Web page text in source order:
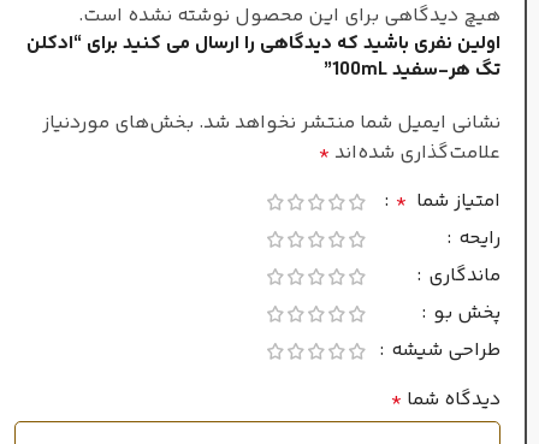
جنسیت زنانه
غلظت
ادو پرفیوم
فصل
تمام فصول
ماندگاری زیاد
هیچ دیدگاهی برای این محصول نوشته نشده است.
اولین نفری باشید که دیدگاهی را ارسال می کنید برای “ادکلن
تگ هر-سفید 100mL”
نشانی ایمیل شما منتشر نخواهد شد. بخش‌های موردنیاز
علامت‌گذاری شده‌اند *
امتیاز شما *
رایحه
ماندگاری
پخش بو
طراحی شیشه
دیدگاه شما *